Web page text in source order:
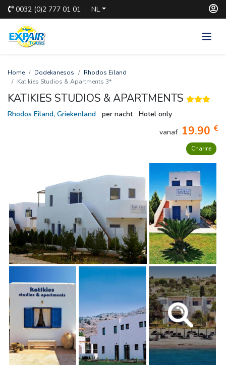
0032 (0)2 777 01 01 NL
Home Dodekanesos
Rhodos Eiland
Katikies Studios & Apartments 3*
KATIKIES STUDIOS & APARTMENTS
Rhodos Eiland, Griekenland per nacht
Hotel only
vanaf 19.90 €
Charme